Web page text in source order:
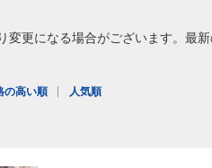
更になる場合がございます。最
の高い順 人気順